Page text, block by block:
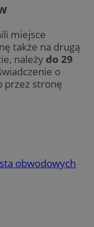
miejsce
także na drugą
należy do 29
o
przez stronę
obwodowych